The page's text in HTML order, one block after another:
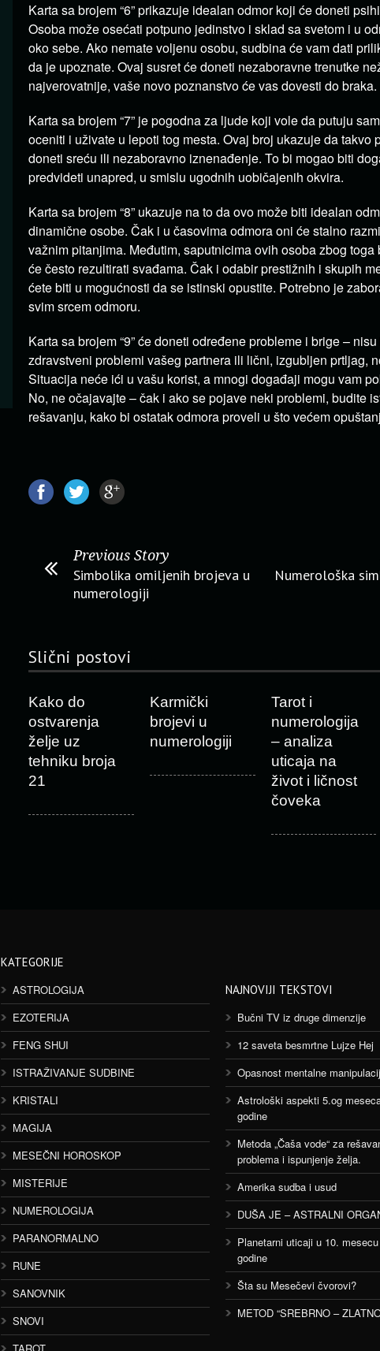
Karta sa brojem “6” prikazuje idealan odmor koji će doneti
Osoba može osećati potpuno jedinstvo i sklad sa svetom i u
oko sebe. Ako nemate voljenu osobu, sudbina će vam dati
da je upoznate. Ovaj susret će doneti nezaboravne trenutke
najverovatnije, vaše novo poznanstvo će vas dovesti do braka.
Karta sa brojem “7” je pogodna za ljude koji vole da putuju
oceniti i uživate u lepoti tog mesta. Ovaj broj ukazuje da takvo
doneti sreću ili nezaboravno iznenađenje. To bi mogao biti
predvideti unapred, u smislu ugodnih uobičajenih okvira.
Karta sa brojem “8” ukazuje na to da ovo može biti idealan
dinamične osobe. Čak i u časovima odmora oni će stalno
važnim pitanjima. Međutim, saputnicima ovih osoba zbog toga
će često rezultirati svađama. Čak i odabir prestižnih i skupih
ćete biti u mogućnosti da se istinski opustite. Potrebno je
svim srcem odmoru.
Karta sa brojem “9” će doneti određene probleme i brige –
zdravstveni problemi vašeg partnera ili lični, izgubljen prtljag,
Situacija neće ići u vašu korist, a mnogi događaji mogu vam
No, ne očajavajte – čak i ako se pojave neki problemi, budite
rešavanju, kako bi ostatak odmora proveli u što većem
Previous Story
Simbolika omiljenih brojeva u
numerologiji
Numerološka
Slični postovi
Kako do
ostvarenja
želje uz
tehniku broja
21
Karmički
brojevi u
numerologiji
Tarot i
numerologija
– analiza
uticaja na
život i ličnost
čoveka
KATEGORIJE
ASTROLOGIJA
EZOTERIJA
FENG SHUI
ISTRAŽIVANJE SUDBINE
KRISTALI
MAGIJA
MESEČNI HOROSKOP
MISTERIJE
NUMEROLOGIJA
PARANORMALNO
RUNE
SANOVNIK
SNOVI
NAJNOVIJI TEKSTOVI
Bučni TV iz druge dimenzije
12 saveta besmrtne Lujze Hej
Opasnost mentalne
Astrološki aspekti 5.og
godine
Metoda „Čaša vode“ za
problema i ispunjenje želja.
Amerika sudba i usud
DUŠA JE – ASTRALNI
Planetarni uticaji u 10.
godine
Šta su Mesečevi čvorovi?
METOD “SREBRNO –